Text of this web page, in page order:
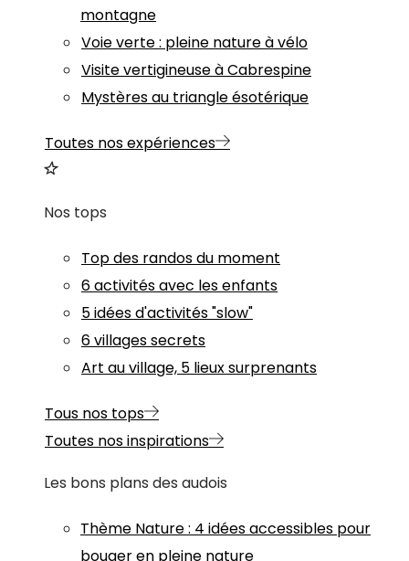
montagne
Voie verte : pleine nature à vélo
Visite vertigineuse à Cabrespine
Mystères au triangle ésotérique
Toutes nos expériences
Nos tops
Top des randos du moment
6 activités avec les enfants
5 idées d'activités "slow"
6 villages secrets
Art au village, 5 lieux surprenants
Tous nos tops
Toutes nos inspirations
Les bons plans des audois
Thème Nature: 4 idées accessibles pour
bouger en pleine nature